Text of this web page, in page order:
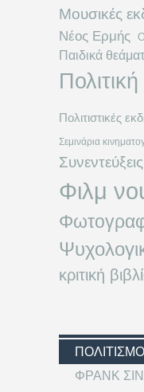
Μουσικές
Νέος Ερμής
Παιδικά
Πολιτιστικές
Σεμινάρια
Συνεντεύξεις
Φιλμ
κριτική
ΦΡΑΝΚ